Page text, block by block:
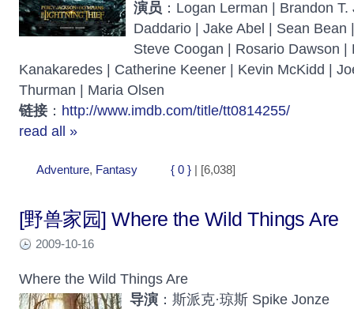
演员 ：Logan Lerman | Brandon
Daddario | Jake Abel | Sean Bean
Steve Coogan | Rosario Dawson |
Kanakaredes | Catherine Keener | Kevin McKidd |
Thurman | Maria Olsen
链接 ： http://www.imdb.com/title/tt0814255/
read all »
Adventure, Fantasy { 0 } | [6,038]
[野兽家园] Where the Wild Things Are
2009-10-16
Where the Wild Things Are
导演 ：斯派克·琼斯 Spike Jonze